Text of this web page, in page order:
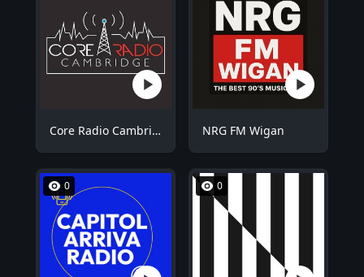
Core Radio Cambridge NRG FM Wigan
0 0